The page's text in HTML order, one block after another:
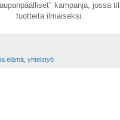
kampanja, jossa
tuotteita ilmaiseksi.
elämä, yhteistyö